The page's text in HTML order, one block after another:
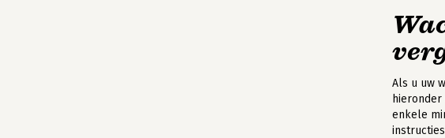
Als u uw
enkele